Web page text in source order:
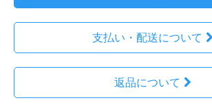
支払い・配送について
返品について